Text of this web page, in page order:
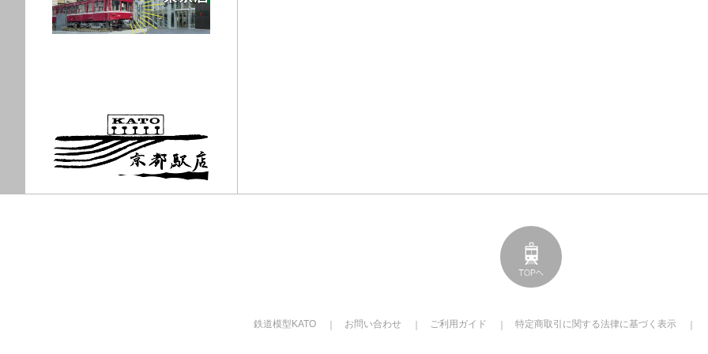
鉄道模型KATO お問い合わせ ご利用ガイド 特定商取引に関する法律に基づく表示